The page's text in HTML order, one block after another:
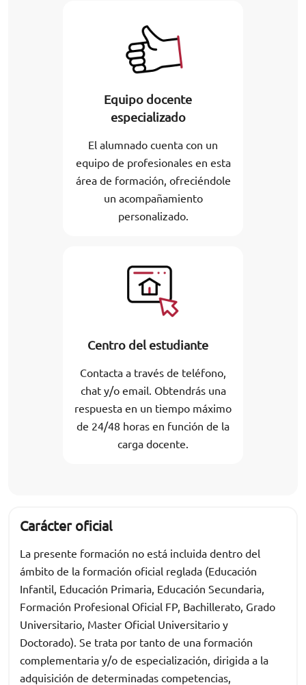
Equipo docente
especializado
El alumnado cuenta con un
equipo de profesionales en esta
área de formación, ofreciéndole
un acompañamiento
personalizado.
Centro del estudiante
Contacta a través de teléfono,
chat y/o email. Obtendrás una
respuesta en un tiempo máximo
de 24/48 horas en función de la
carga docente.
Carácter oficial
La presente formación no está incluida dentro del
ámbito de la formación oficial reglada (Educación
Infantil, Educación Primaria, Educación Secundaria,
Formación Profesional Oficial FP, Bachillerato, Grado
Universitario, Master Oficial Universitario y
Doctorado). Se trata por tanto de una formación
complementaria y/o de especialización, dirigida a la
adquisición de determinadas competencias,